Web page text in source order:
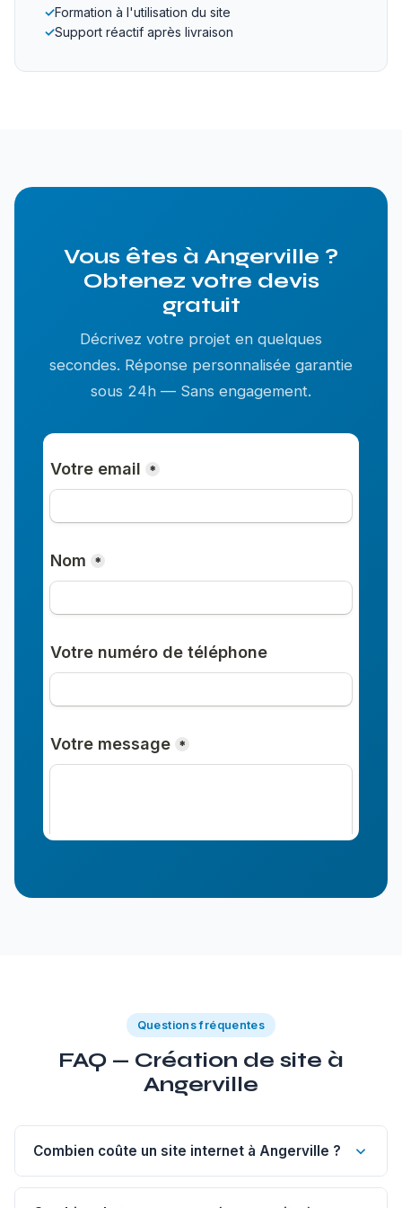
✓Formation à l'utilisation du site
✓Support réactif après livraison
Vous êtes à Angerville ?
Obtenez votre devis
gratuit
Décrivez votre projet en quelques
secondes. Réponse personnalisée garantie
sous 24h — Sans engagement.
Questions fréquentes
FAQ — Création de site à
Angerville
Combien coûte un site internet à Angerville ?
Un site vitrine de 1 à 5 pages à Angerville commence à